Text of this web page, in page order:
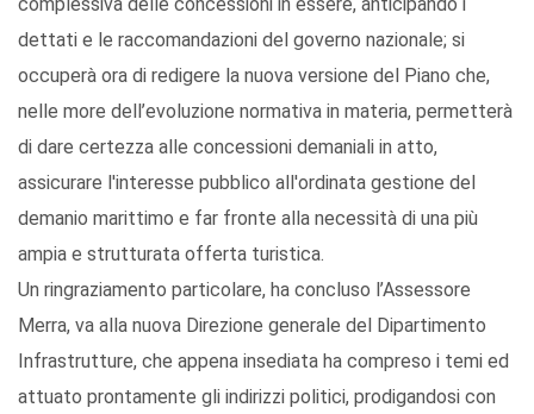
dettati e le raccomandazioni del governo nazionale; si
occuperà ora di redigere la nuova versione del Piano che,
nelle more dell’evoluzione normativa in materia, permetterà
di dare certezza alle concessioni demaniali in atto,
assicurare l'interesse pubblico all'ordinata gestione del
demanio marittimo e far fronte alla necessità di una più
ampia e strutturata offerta turistica.
Un ringraziamento particolare, ha concluso l’Assessore
Merra, va alla nuova Direzione generale del Dipartimento
Infrastrutture, che appena insediata ha compreso i temi ed
attuato prontamente gli indirizzi politici, prodigandosi con